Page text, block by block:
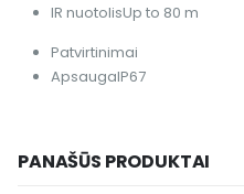
IR nuotolisUp to 80 m
Patvirtinimai
ApsaugaIP67
PANAŠŪS PRODUKTAI